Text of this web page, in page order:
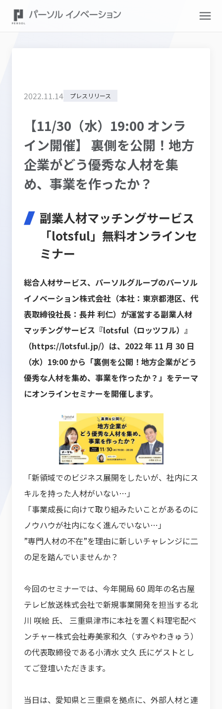
2022.11.14 プレスリリース
【11/30（水）19:00 オンラ
イン開催】 裏側を公開！地方
企業がどう優秀な人材を集
め、事業を作ったか？
副業人材マッチングサービス
「lotsful」無料オンラインセ
ミナー
総合人材サービス、パーソルグループのパーソル
イノベーション株式会社（本社：東京都港区、代
表取締役社長：長井 利仁）が運営する副業人材
マッチングサービス『lotsful（ロッツフル）』
（https://lotsful.jp/） は、2022 年 11 月 30 日
（水）19:00 から「裏側を公開！地方企業がどう
優秀な人材を集め、事業を作ったか？」をテーマ
にオンラインセミナーを開催します。
「新領域でのビジネス展開をしたいが、社内にス
キルを持った人材がいない…」
「事業成長に向けて取り組みたいことがあるのに
ノウハウが社内になく進んでいない…」
”専門人材の不在”を理由に新しいチャレンジに二
の足を踏んでいませんか？
今回のセミナーでは、今年開局 60 周年の名古屋
テレビ放送株式会社で新規事業開発を担当する北
川 咲絵 氏、 三重県津市に本社を置く料理宅配ベ
ンチャー株式会社寿美家和久（すみやわきゅう）
の代表取締役である小清水 丈久 氏にゲストとし
てご登壇いただきます。
当日は、愛知県と三重県を拠点に、外部人材と連